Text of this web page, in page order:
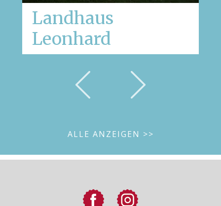
Landhaus
Leonhard
ALLE ANZEIGEN >>